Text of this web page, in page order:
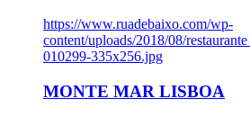
https://www.ruadebaixo.com/wp-
content/uploads/2018/08/
010299-335x256.jpg
MONTE MAR LISBOA